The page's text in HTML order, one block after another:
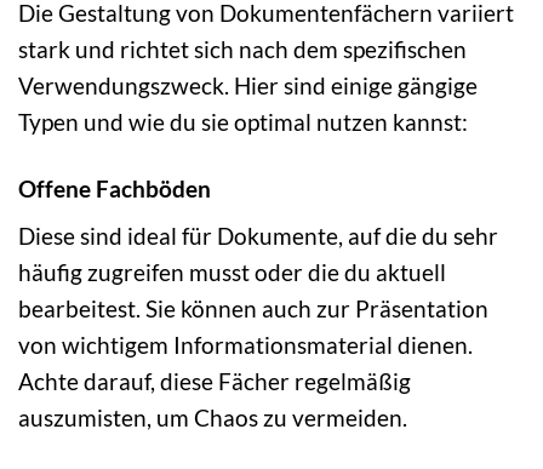
Die Gestaltung von Dokumentenfächern variiert
stark und richtet sich nach dem spezifischen
Verwendungszweck. Hier sind einige gängige
Typen und wie du sie optimal nutzen kannst:
Offene Fachböden
Diese sind ideal für Dokumente, auf die du sehr
häufig zugreifen musst oder die du aktuell
bearbeitest. Sie können auch zur Präsentation
von wichtigem Informationsmaterial dienen.
Achte darauf, diese Fächer regelmäßig
auszumisten, um Chaos zu vermeiden.